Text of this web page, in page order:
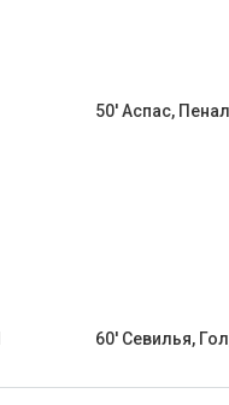
50' Аспас,
60' Севилья,